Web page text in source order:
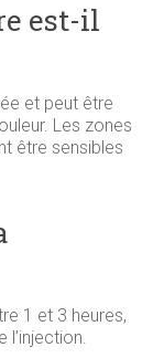
est-il
et peut être
Les zones
être sensibles
1 et 3 heures,
l’injection.